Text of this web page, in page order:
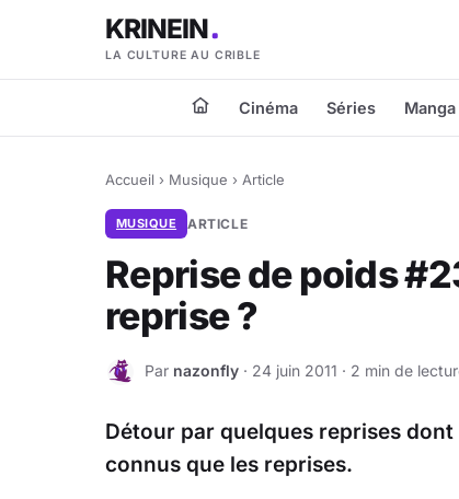
KRINEIN
LA CULTURE AU CRIBLE
Cinéma Séries Manga
Accueil › Musique › Article
MUSIQUE ARTICLE
Reprise de poids
reprise ?
N Par nazonfly · 24 juin 2011 · 2 min de
Détour par quelques reprises
connus que les reprises.